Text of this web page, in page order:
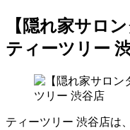
【隠れ家サロ
ティーツリー
ティーツリー 渋谷店は